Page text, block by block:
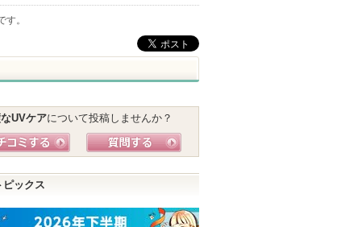
す。
UVケアについて投稿しませんか？
ピックス